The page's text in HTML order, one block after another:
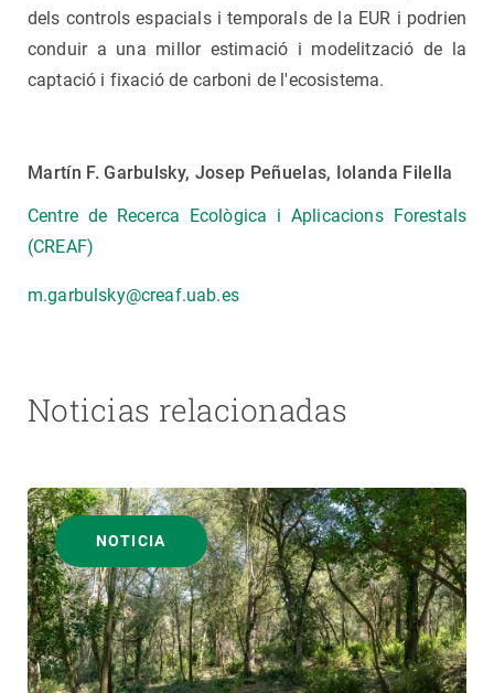
dels controls espacials i temporals de la EUR i podrien
conduir a una millor estimació i modelització de la
captació i fixació de carboni de l'ecosistema.
Martín F. Garbulsky, Josep Peñuelas, Iolanda Filella
Centre de Recerca Ecològica i Aplicacions Forestals
(CREAF)
m.garbulsky@creaf.uab.es
Noticias relacionadas
NOTICIA